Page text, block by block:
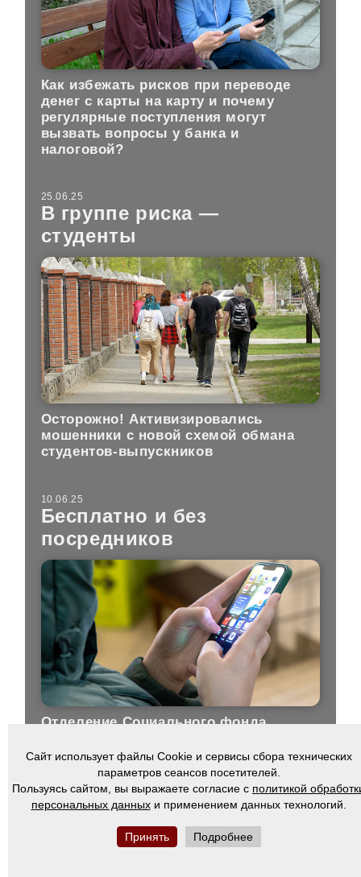
Сайт использует файлы Cookie и сервисы сбора технических
параметров сеансов посетителей.
Пользуясь сайтом, вы выражаете согласие с политикой
персональных данныхи применением данных технологий.
Принять Подробнее
Как избежать рисков при переводе
денег с карты на карту и почему
регулярные поступления могут
вызвать вопросы у банка и
налоговой?
25.06.25
В группе риска —
студенты
Осторожно! Активизировались
мошенники с новой схемой обмана
студентов-выпускников
10.06.25
Бесплатно и без
посредников
Отделение Социального фонда
мерах предосторожности, которые
помогут избежать уловок мошенников
Автоплатёж: от ЖКХ до